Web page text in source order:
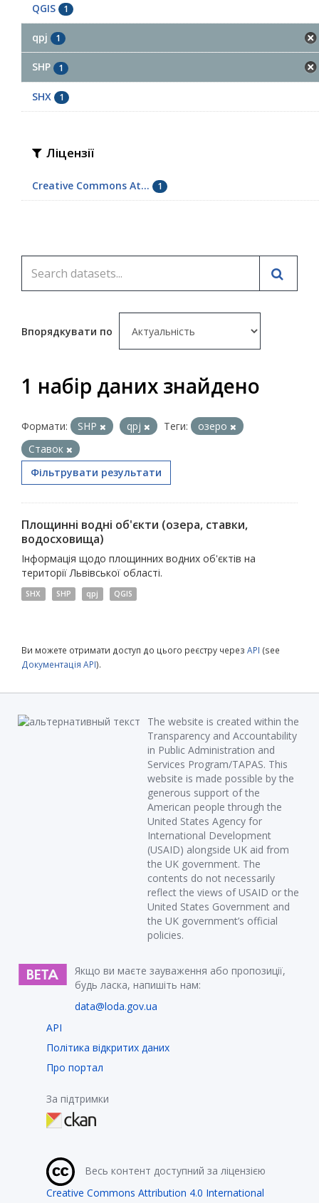
QGIS 1
qpj 1
SHP 1
SHX 1
Ліцензії
Creative Commons At... 1
Впорядкувати по
1 набір даних знайдено
Формати: SHP qpj Теги:
озеро
Ставок
Фільтрувати результати
Площинні водні об'єкти (озера, ставки,
водосховища)
Інформація щодо площинних водних об'єктів на
території Львівської області.
SHX SHP qpj QGIS
Ви можете отримати доступ до цього реєстру через API (see
Документація API).
The website is created within the
Transparency and Accountability
in Public Administration and
Services Program/TAPAS. This
website is made possible by the
generous support of the
American people through the
United States Agency for
International Development
(USAID) alongside UK aid from
the UK government. The
contents do not necessarily
reflect the views of USAID or the
United States Government and
the UK government’s official
policies.
Якщо ви маєте зауваження або пропозиції,
будь ласка, напишіть нам:
data@loda.gov.ua
API
Політика відкритих даних
Про портал
За підтримки
Весь контент доступний за ліцензією
Creative Commons Attribution 4.0 International